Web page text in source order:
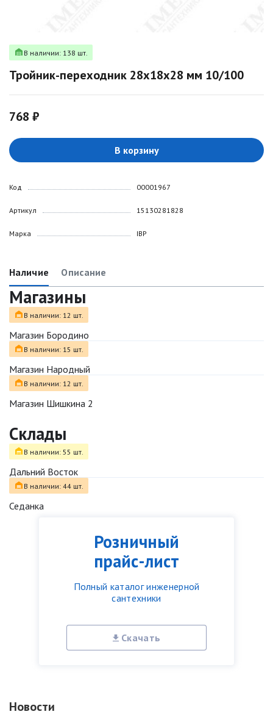
Розничный
прайс-лист
Полный каталог инженерной
сантехники
Скачать
Новости
В наличии: 138 шт.
Тройник-переходник 28х18х28 мм 10/100
768 ₽
В корзину
Код
Артикул
Марка
00001967
15130281828
IBP
Наличие Описание
Магазины
В наличии: 12 шт.
Магазин Бородино
В наличии: 15 шт.
Магазин Народный
В наличии: 12 шт.
Магазин Шишкина 2
Склады
В наличии: 55 шт.
Дальний Восток
В наличии: 44 шт.
Седанка